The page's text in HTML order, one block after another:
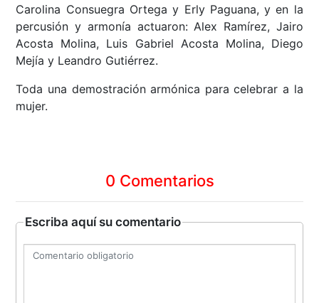
Carolina Consuegra Ortega y Erly Paguana, y en la
percusión y armonía actuaron: Alex Ramírez, Jairo
Acosta Molina, Luis Gabriel Acosta Molina, Diego
Mejía y Leandro Gutiérrez.
Toda una demostración armónica para celebrar a la
mujer.
0 Comentarios
Escriba aquí su comentario